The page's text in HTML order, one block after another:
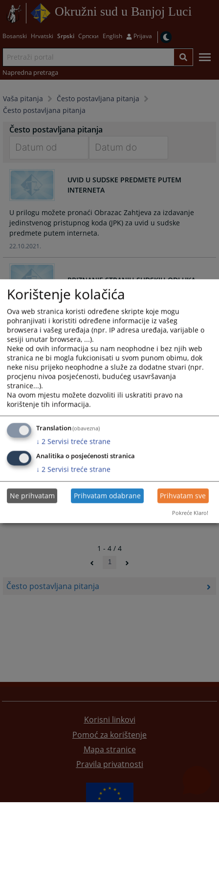
Okružni sud u Banjoj Luci
Bosanski Hrvatski Srpski Српски English Prijava
Napredna pretraga
Vaša pitanja
Često postavljana pitanja
Često postavljana pitanja
Često postavljana pitanja
Često postavljana pitanja
forward
interact
the
calendar
and
select
a
date.
Press
the
mark
key
to
get
the
keyboard
shortcuts
for
changing
to
the
calendar
a
Press
the
mark
key
to
get
the
keyboard
shortcuts
for
changing
UVID U SUDSKE PREDMETE PUTEM
INTERNETA
U prilogu možete pronaći Obrazac Zahtjeva za izdavanje
jedinstvenog pristupnog koda (JPK) za uvid u sudske
predmete putem interneta.
22.10.2021.
PRIZNANJE STRANIH SUDSKIH ODLUKA
Predlagač podnosi zahtjev za priznanje strane sudske
odluke u dva primjerka, popunjen sa obaveznim elementima
(navedeni u obrazcu koji možete preuzeti u prilogu) i sa
sljedećim obaveznim prilozima:
15.06.2021.
se vode u ovom sudu, svakog dana u pisarnici, soba broj 11
Kako podnijeti zahtjev za pristup
Zahtjev za pristup informacijama predaje se u pismenoj
1 - 4 / 4
1
Korisni linkovi
Pomoć za korištenje
Mapa stranice
Pravila privatnosti
Korištenje kolačića
Ova web stranica koristi određene skripte koje mogu
pohranjivati i koristiti određene informacije iz vašeg
browsera i vašeg uređaja (npr. IP adresa uređaja, varijable o
sesiji unutar browsera, ...).
Neke od ovih informacija su nam neophodne i bez njih web
stranica ne bi mogla fukcionisati u svom punom obimu, dok
neke nisu prijeko neophodne a služe za dodatne stvari (npr.
procjenu nivoa posjećenosti, budućeg usavršavanja
stranice...).
Na ovom mjestu možete dozvoliti ili uskratiti pravo na
korištenje tih informacija.
Translation(obavezna)
↓ 2 Servisi treće strane
Analitika o posjećenosti stranica
↓ 2 Servisi treće strane
Ne prihvatam Prihvatam odabrane Prihvatam sve
Pokreće Klaro!